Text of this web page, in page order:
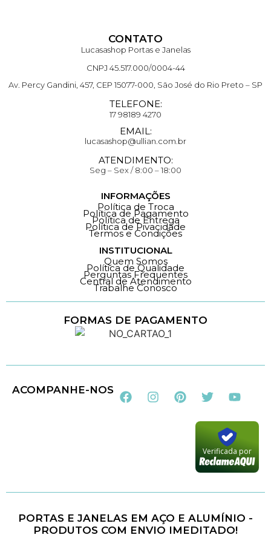
CONTATO
Lucasashop Portas e Janelas
CNPJ 45.517.000/0004-44
Av. Percy Gandini, 457, CEP 15077-000, São José do Rio Preto – SP
TELEFONE:
17 98189 4270
EMAIL:
lucasashop@ullian.com.br
ATENDIMENTO:
Seg – Sex / 8:00 – 18:00
INFORMAÇÕES
Política de Troca
Política de Pagamento
Política de Entrega
Política de Pivacidade
Termos e Condições
INSTITUCIONAL
Quem Somos
Política de Qualidade
Perguntas Frequentes
Central de Atendimento
Trabalhe Conosco
FORMAS DE PAGAMENTO
ACOMPANHE-NOS
Verificada por
PORTAS E JANELAS EM AÇO E ALUMÍNIO -
PRODUTOS COM ENVIO IMEDITADO!